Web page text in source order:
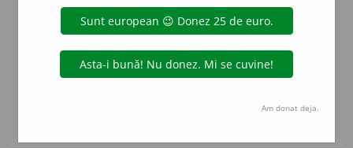
info
Aceste definiții sunt compilate de
echipa dexonline. Definițiile
originale se află pe filadefiniții.
Puteți reordona filele pe pagina de
Am donat deja.